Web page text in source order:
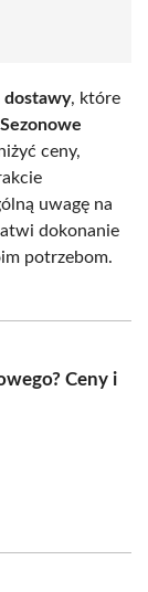
dostawy, które
Sezonowe
ceny,
uwagę na
dokonanie
potrzebom.
Ceny i